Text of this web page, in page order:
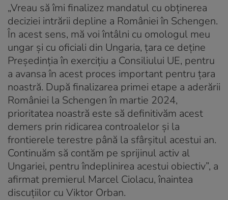
„Vreau să îmi finalizez mandatul cu obținerea
deciziei intrării depline a României în Schengen.
În acest sens, mă voi întâlni cu omologul meu
ungar și cu oficiali din Ungaria, țara ce deține
Președinția în exercițiu a Consiliului UE, pentru
a avansa în acest proces important pentru țara
noastră. După finalizarea primei etape a aderării
României la Schengen în martie 2024,
prioritatea noastră este să definitivăm acest
demers prin ridicarea controalelor și la
frontierele terestre până la sfârșitul acestui an.
Continuăm să contăm pe sprijinul activ al
Ungariei, pentru îndeplinirea acestui obiectiv”, a
afirmat premierul Marcel Ciolacu, înaintea
discuțiilor cu Viktor Orban.